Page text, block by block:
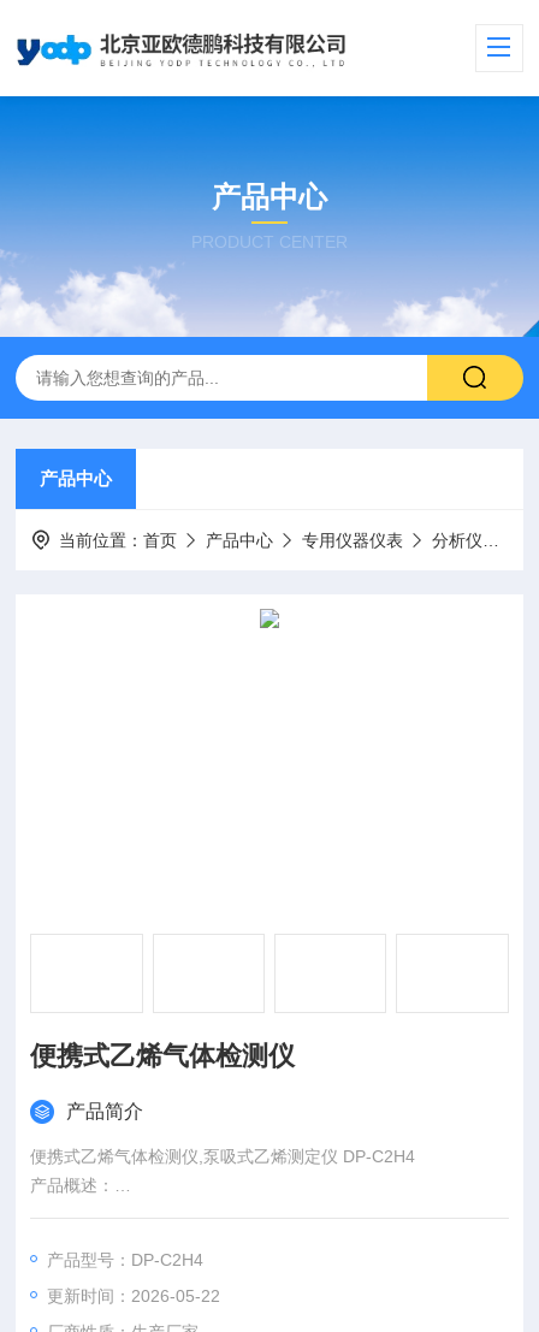
产品中心
PRODUCT CENTER
产品中心
当前位置：首页 产品中心 专用仪器仪表 分析仪
便携式乙烯气体检测仪
产品简介
便携式乙烯气体检测仪,泵吸式乙烯测定仪 DP-C2H4
产品概述：
便携式彩屏泵吸乙烯气体检测仪一种内置微型采样泵的便携式气
或曲线图查看历史数据；
产品型号：DP-C2H4
更新时间：2026-05-22